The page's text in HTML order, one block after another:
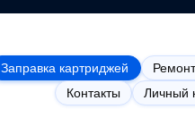
Заправка картриджей
Контакты
Личный